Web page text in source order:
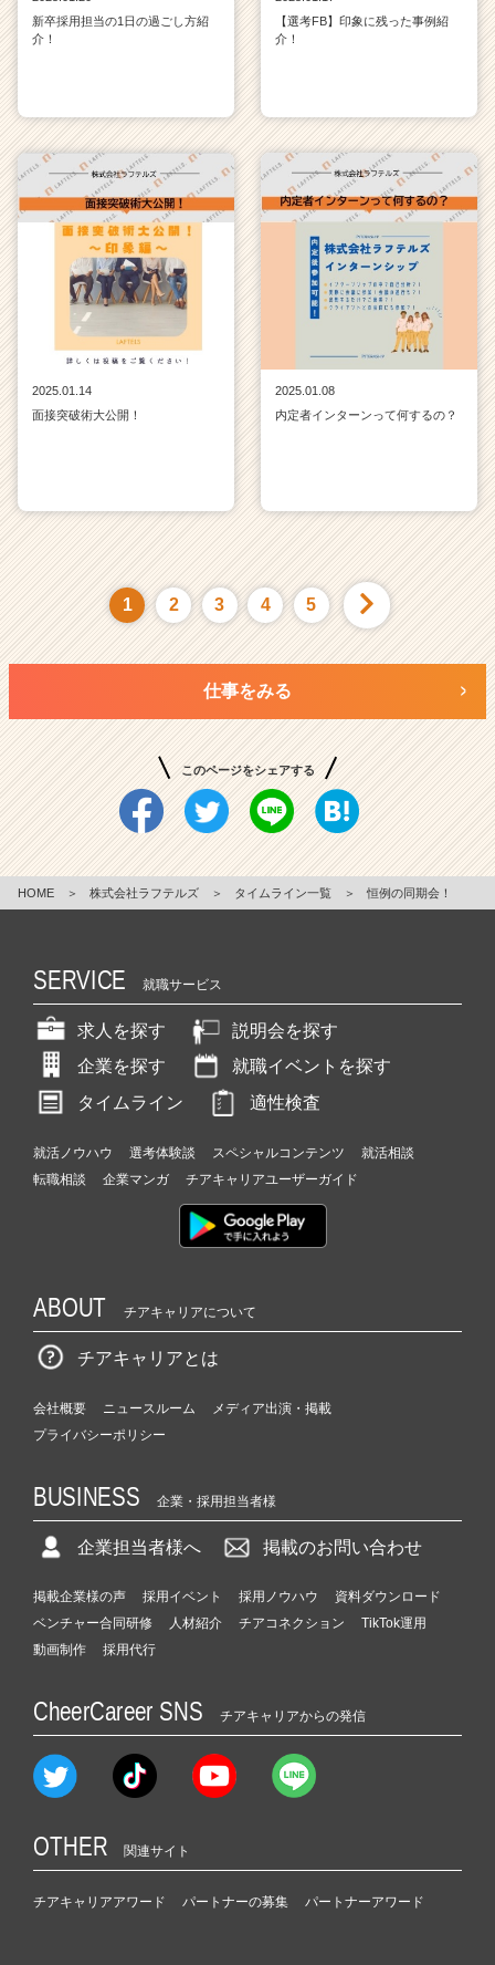
新卒採用担当の1日の過ごし方紹
介！
【選考FB】印象に残った事例紹
介！
2025.01.14
面接突破術大公開！
2025.01.08
内定者インターンって何するの？
1 2 3 4 5
仕事をみる
このページをシェアする
HOME ＞ 株式会社ラフテルズ ＞ タイムライン一覧 ＞ 恒例の同期会！
SERVICE 就職サービス
求人を探す
説明会を探す
企業を探す
就職イベントを探す
タイムライン
適性検査
就活ノウハウ 選考体験談 スペシャルコンテンツ
就活相談
転職相談
企業マンガ チアキャリアユーザーガイド
ABOUT チアキャリアについて
チアキャリアとは
会社概要 ニュースルーム
メディア出演・掲載
プライバシーポリシー
BUSINESS 企業・採用担当者様
企業担当者様へ 掲載のお問い合わせ
掲載企業様の声 採用イベント 採用ノウハウ
資料ダウンロード
ベンチャー合同研修
人材紹介 チアコネクション
TikTok運用
動画制作
採用代行
CheerCareer SNS チアキャリアからの発信
OTHER 関連サイト
チアキャリアアワード パートナーの募集 パートナーアワード